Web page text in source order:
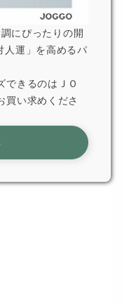
にぴったりの開
人運」を高めるパ
できるのはＪＯ
買い求めくださ